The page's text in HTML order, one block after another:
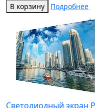
В корзину Подробнее
Светодиодный экран